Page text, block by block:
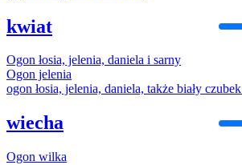
kwiat
Ogon łosia, jelenia, daniela i sarny
Ogon jelenia
ogon łosia, jelenia, daniela, także biały czubek
wiecha
Ogon wilka